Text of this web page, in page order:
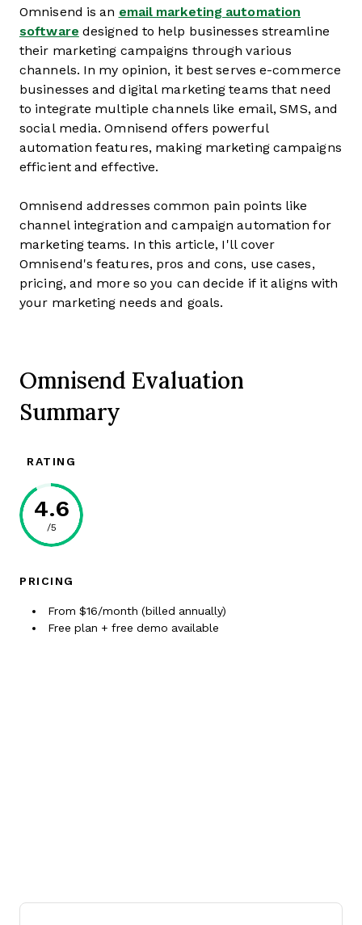
Omnisend is an email marketing automation
software designed to help businesses streamline
their marketing campaigns through various
channels. In my opinion, it best serves e-commerce
businesses and digital marketing teams that need
to integrate multiple channels like email, SMS, and
social media. Omnisend offers powerful
automation features, making marketing campaigns
efficient and effective.
Omnisend addresses common pain points like
channel integration and campaign automation for
marketing teams. In this article, I'll cover
Omnisend's features, pros and cons, use cases,
pricing, and more so you can decide if it aligns with
your marketing needs and goals.
Omnisend Evaluation
Summary
RATING
4.6
/5
PRICING
From $16/month (billed annually)
Free plan + free demo available